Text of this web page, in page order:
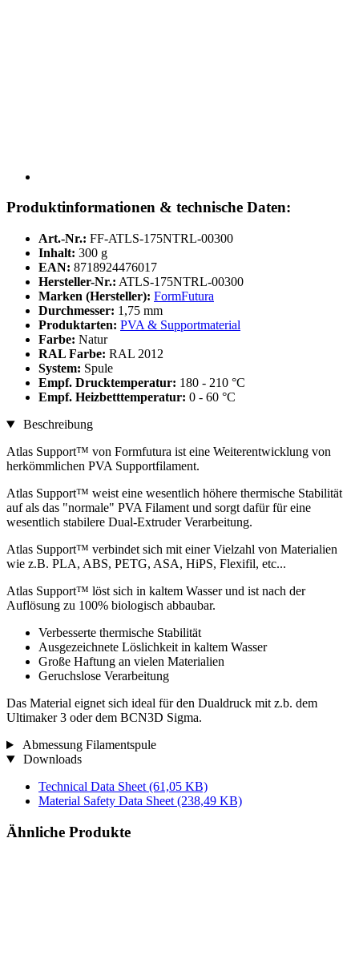
Produktinformationen & technische Daten:
Art.-Nr.: FF-ATLS-175NTRL-00300
Inhalt: 300 g
EAN: 8718924476017
Hersteller-Nr.: ATLS-175NTRL-00300
Marken (Hersteller): FormFutura
Durchmesser: 1,75 mm
Produktarten: PVA & Supportmaterial
Farbe: Natur
RAL Farbe: RAL 2012
System: Spule
Empf. Drucktemperatur: 180 - 210 °C
Empf. Heizbetttemperatur: 0 - 60 °C
Beschreibung
Atlas Support™ von Formfutura ist eine Weiterentwicklung von
herkömmlichen PVA Supportfilament.
Atlas Support™ weist eine wesentlich höhere thermische Stabilität
auf als das "normale" PVA Filament und sorgt dafür für eine
wesentlich stabilere Dual-Extruder Verarbeitung.
Atlas Support™ verbindet sich mit einer Vielzahl von Materialien
wie z.B. PLA, ABS, PETG, ASA, HiPS, Flexifil, etc...
Atlas Support™ löst sich in kaltem Wasser und ist nach der
Auflösung zu 100% biologisch abbaubar.
Verbesserte thermische Stabilität
Ausgezeichnete Löslichkeit in kaltem Wasser
Große Haftung an vielen Materialien
Geruchslose Verarbeitung
Das Material eignet sich ideal für den Dualdruck mit z.b. dem
Ultimaker 3 oder dem BCN3D Sigma.
Abmessung Filamentspule
Downloads
Technical Data Sheet (61,05 KB)
Material Safety Data Sheet (238,49 KB)
Ähnliche Produkte